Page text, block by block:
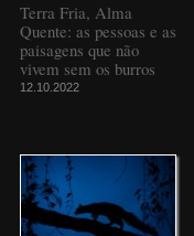
Terra Fria, Alma
Quente: as pessoas e as
paisagens que não
vivem sem os burros
12.10.2022